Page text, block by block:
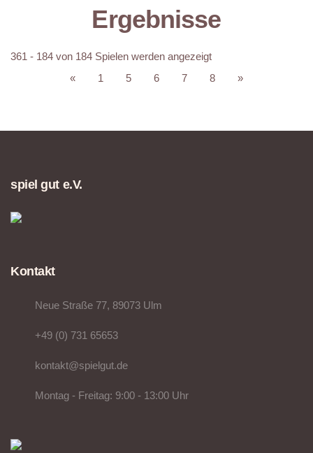
Ergebnisse
361 - 184 von 184 Spielen werden angezeigt
«
1 5 6 7 8 »
spiel gut e.V.
Kontakt
Neue Straße 77, 89073 Ulm
+49 (0) 731 65653
kontakt@spielgut.de
Montag - Freitag: 9:00 - 13:00 Uhr